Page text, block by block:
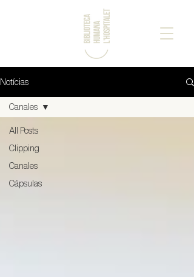
Notícias
All Posts
Clipping
Canales
Cápsulas
Canales